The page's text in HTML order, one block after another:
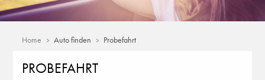
Home Auto finden Probefahrt
PROBEFAHRT